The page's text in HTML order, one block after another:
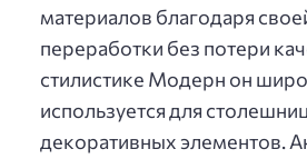
материалов благодаря
переработки без потери
стилистике Модерн он
используется для
декоративных элементов.